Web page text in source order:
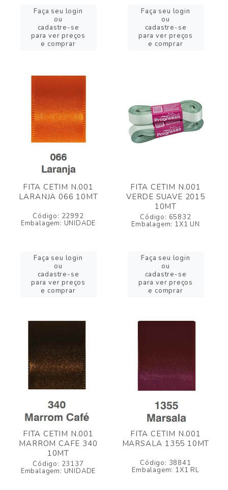
Faça seu login
ou
cadastre-se
para ver preços
e comprar
Faça seu login
ou
cadastre-se
para ver preços
e comprar
FITA CETIM N.001
LARANJA 066 10MT
Código: 22992
Embalagem: UNIDADE
Faça seu login
ou
cadastre-se
para ver preços
e comprar
FITA CETIM N.001
VERDE SUAVE 2015
10MT
Código: 65832
Embalagem: 1X1 UN
Faça seu login
ou
cadastre-se
para ver preços
e comprar
FITA CETIM N.001
MARROM CAFE 340
10MT
Código: 23137
Embalagem: UNIDADE
FITA CETIM N.001
MARSALA 1355 10MT
Código: 38841
Embalagem: 1X1 RL